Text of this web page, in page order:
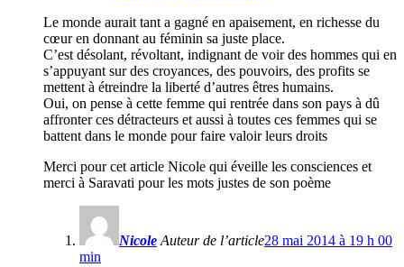
Le monde aurait tant a gagné en apaisement, en richesse du
cœur en donnant au féminin sa juste place.
C’est désolant, révoltant, indignant de voir des hommes qui en
s’appuyant sur des croyances, des pouvoirs, des profits se
mettent à étreindre la liberté d’autres êtres humains.
Oui, on pense à cette femme qui rentrée dans son pays à dû
affronter ces détracteurs et aussi à toutes ces femmes qui se
battent dans le monde pour faire valoir leurs droits
Merci pour cet article Nicole qui éveille les consciences et
merci à Saravati pour les mots justes de son poème
Nicole Auteur de l’article28 mai 2014 à 19 h 00
min